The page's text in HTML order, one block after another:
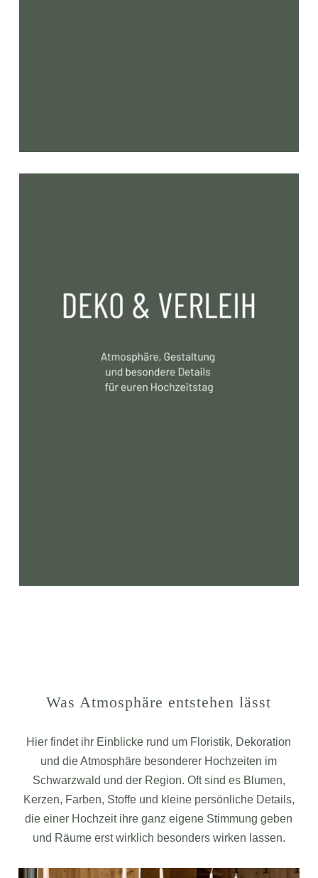
Was Atmosphäre entstehen lässt
Hier findet ihr Einblicke rund um Floristik, Dekoration
und die Atmosphäre besonderer Hochzeiten im
Schwarzwald und der Region. Oft sind es Blumen,
Kerzen, Farben, Stoffe und kleine persönliche Details,
die einer Hochzeit ihre ganz eigene Stimmung geben
und Räume erst wirklich besonders wirken lassen.